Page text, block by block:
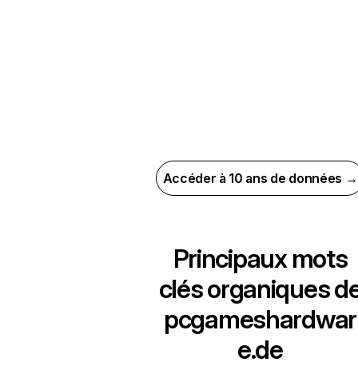
Accéder à 10 ans de données →
Principaux mots
clés organiques
pcgameshardwar
e.de